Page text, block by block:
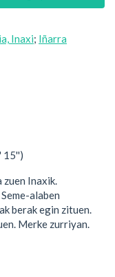
Inaxi; Iñarra
15'')
zuen Inaxik.
alaben
berak egin zituen.
Merke zurriyan.